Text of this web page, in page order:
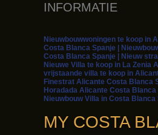
INFORMATIE
Nieuwbouwwoningen te koop in
Costa Blanca Spanje |
Costa Blanca Spanje | Nieuw
Nieuwe Villa te koop in La Zenia
vrijstaande villa te koop in
Finestrat Alicante Costa Blanca
Horadada Alicante Costa
Nieuwbouw Villa in Costa
MY COSTA